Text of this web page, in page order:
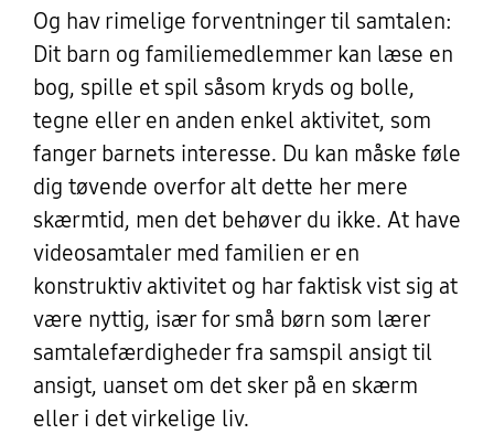
Og hav rimelige forventninger til samtalen:
Dit barn og familiemedlemmer kan læse en
bog, spille et spil såsom kryds og bolle,
tegne eller en anden enkel aktivitet, som
fanger barnets interesse. Du kan måske føle
dig tøvende overfor alt dette her mere
skærmtid, men det behøver du ikke. At have
videosamtaler med familien er en
konstruktiv aktivitet og har faktisk vist sig at
være nyttig, især for små børn som lærer
samtalefærdigheder fra samspil ansigt til
ansigt, uanset om det sker på en skærm
eller i det virkelige liv.